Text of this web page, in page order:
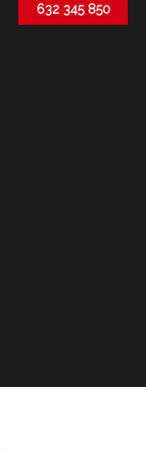
632 345 850